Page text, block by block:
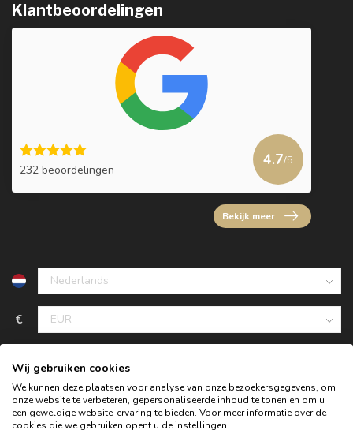
Klantbeoordelingen
232 beoordelingen
4.7/5
Bekijk meer
€
Wij gebruiken cookies
We kunnen deze plaatsen voor analyse van onze bezoekersgegevens, om
onze website te verbeteren, gepersonaliseerde inhoud te tonen en om u
een geweldige website-ervaring te bieden. Voor meer informatie over de
cookies die we gebruiken opent u de instellingen.